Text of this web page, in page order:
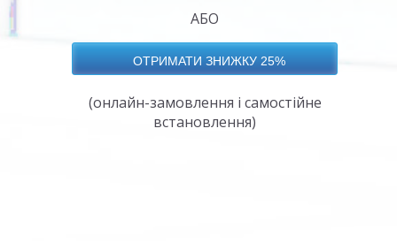
АБО
(онлайн-замовлення і самостійне
встановлення)